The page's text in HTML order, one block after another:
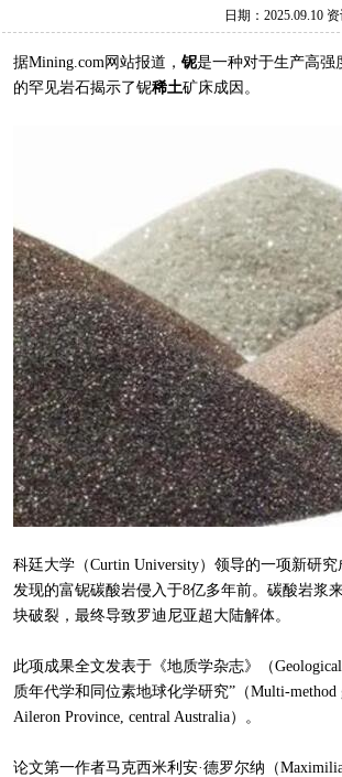
日期：2025.09.10
据Mining.com网站报道， 铌是一种对于生产高强
的罕见岩石揭示了铌稀土矿床成因。
科廷大学（Curtin University）领导的一项新研
发现的富铌碳酸岩侵入于8亿多年前。碳酸岩浆
块破裂，最终导致罗迪尼亚超大陆解体。
此项成果全文发表于《地质学杂志》（
质年代学和同位素地球化学研究”（Multi-method
Aileron Province, central Australia）。
论文第一作者马克西米利安·德罗尔纳（